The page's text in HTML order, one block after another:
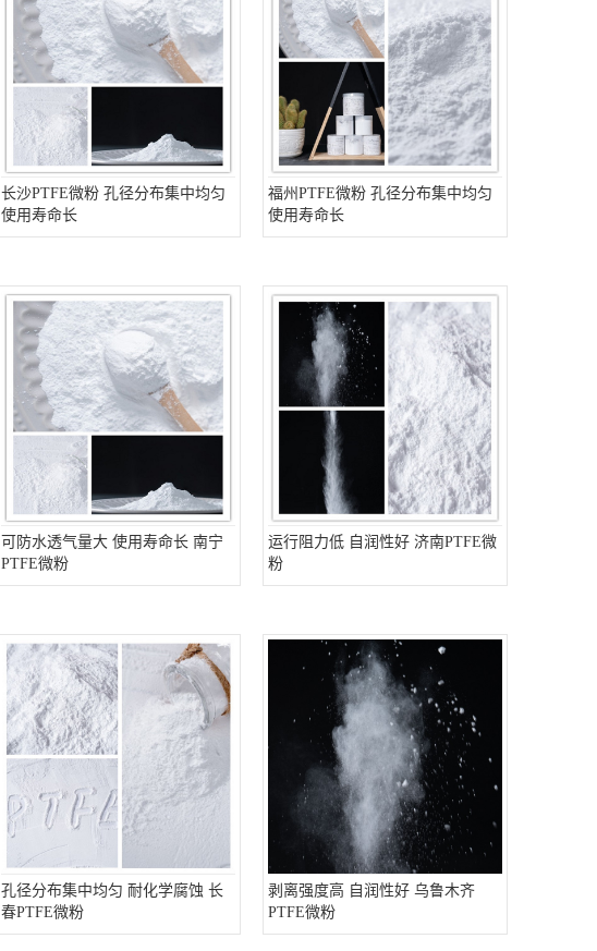
长沙PTFE微粉 孔径分布集中均匀
使用寿命长
福州PTFE微粉 孔径分布集中均匀
使用寿命长
可防水透气量大 使用寿命长 南宁
PTFE微粉
运行阻力低 自润性好 济南PTFE微
粉
孔径分布集中均匀 耐化学腐蚀 长
春PTFE微粉
剥离强度高 自润性好 乌鲁木齐
PTFE微粉